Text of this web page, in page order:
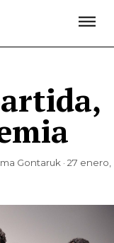
Gontaruk · 27 enero,
PRENSA
NEWSLETTER